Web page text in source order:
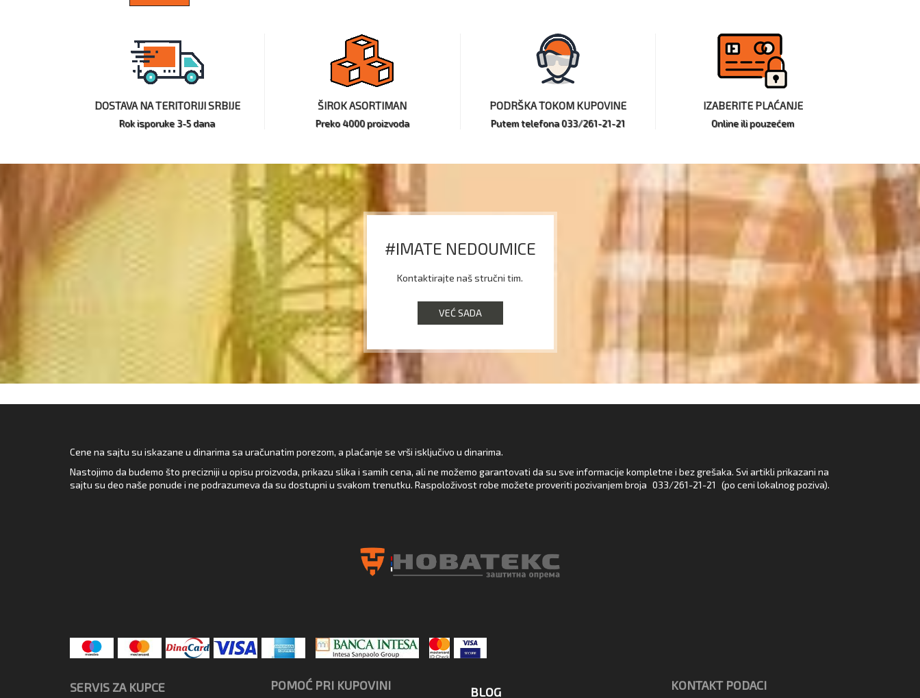
DOSTAVA NA TERITORIJI SRBIJE
Rok isporuke 3-5 dana
ŠIROK ASORTIMAN
Preko 4000 proizvoda
PODRŠKA TOKOM KUPOVINE
Putem telefona 033/261-21-21
IZABERITE PLAĆANJE
Online ili pouzećem
#IMATE NEDOUMICE
Kontaktirajte naš stručni tim.
VEĆ SADA
Cene na sajtu su iskazane u dinarima sa uračunatim porezom, a plaćanje se vrši isključivo u dinarima.
Nastojimo da budemo što precizniji u opisu proizvoda, prikazu slika i samih cena, ali ne možemo garantovati da su sve informacije kompletne i bez grešaka. Svi artikli prikazani na
sajtu su deo naše ponude i ne podrazumeva da su dostupni u svakom trenutku. Raspoloživost robe možete proveriti pozivanjem broja 033/261-21-21 (po ceni lokalnog poziva).
SERVIS ZA KUPCE POMOĆ PRI KUPOVINI BLOG KONTAKT PODACI